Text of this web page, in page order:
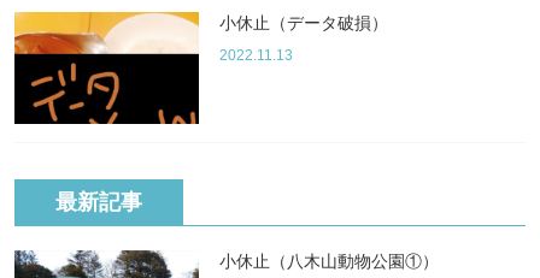
小休止（データ破損）
2022.11.13
最新記事
小休止（八木山動物公園①）